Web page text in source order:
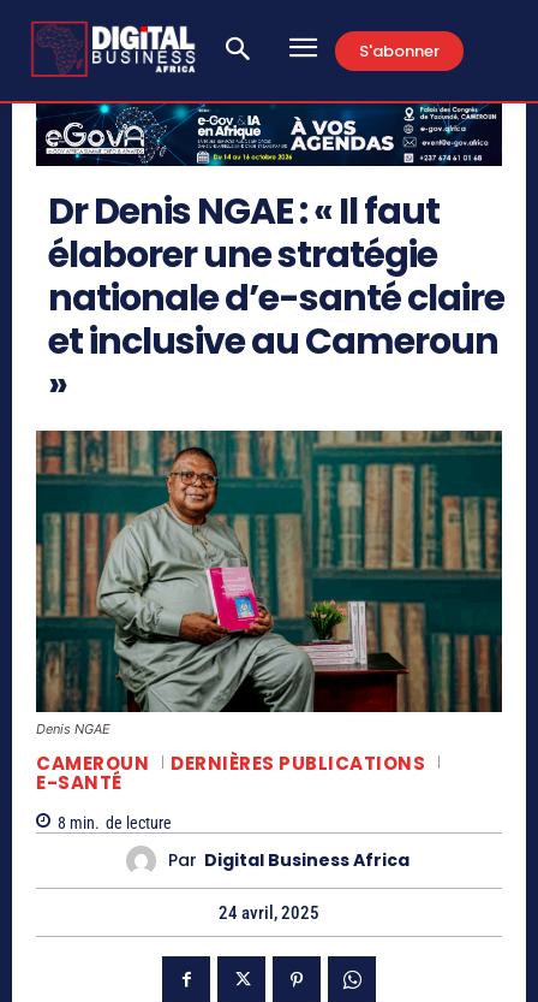
S'abonner
Dr Denis NGAE : « Il faut
élaborer une stratégie
nationale d’e-santé claire
et inclusive au Cameroun
»
Denis NGAE
CAMEROUN DERNIÈRES PUBLICATIONS
E-SANTÉ
8 min. de lecture
Par Digital Business Africa
24 avril, 2025